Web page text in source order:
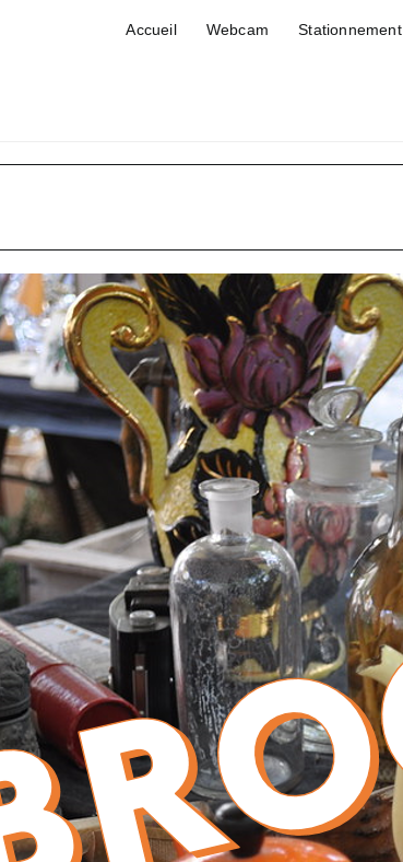
Accueil Webcam Stationnement